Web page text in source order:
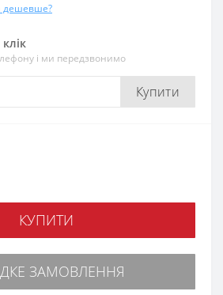
і ми передзвонимо
Купити
КУПИТИ
ЗАМОВЛЕННЯ